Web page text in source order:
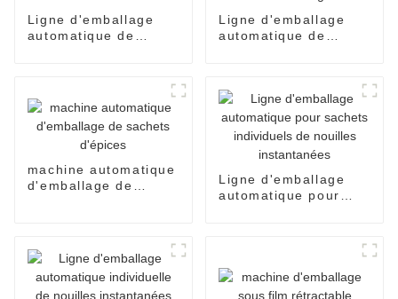
Ligne d'emballage
automatique de
Ligne d'emballage
automatique de
machine automatique
d'emballage de
Ligne d'emballage
automatique pour